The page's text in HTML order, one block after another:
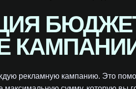
рекламную кампанию. Это